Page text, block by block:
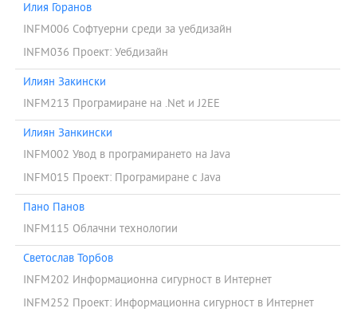
Илия Горанов
INFM006 Софтуерни среди за уебдизайн
INFM036 Проект: Уебдизайн
Илиян Закински
INFM213 Програмиране на .Net и J2EE
Илиян Занкински
INFM002 Увод в програмирането на Java
INFM015 Проект: Програмиране с Java
Пано Панов
INFM115 Облачни технологии
Светослав Торбов
INFM202 Информационна сигурност в Интернет
INFM252 Проект: Информационна сигурност в Интернет